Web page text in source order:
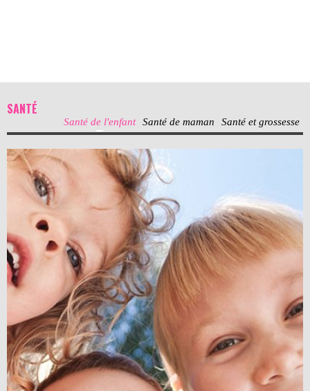
SANTÉ
Santé de l'enfant Santé de maman Santé et grossesse